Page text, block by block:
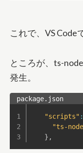
これで、VS Code
ところが、ts-
発生。
package.json
"scripts" :
"ts-
} ,